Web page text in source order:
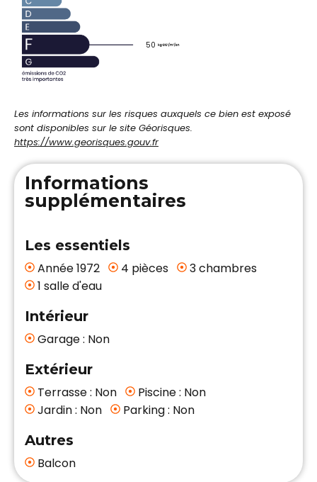
50
Les informations sur les risques auxquels ce bien est exposé
sont disponibles sur le site Géorisques.
https://www.georisques.gouv.fr
Informations
supplémentaires
Les essentiels
Année 1972 4 pièces
3 chambres
1 salle d'eau
Intérieur
Garage : Non
Extérieur
Terrasse : Non
Piscine : Non
Jardin : Non
Parking : Non
Autres
Balcon